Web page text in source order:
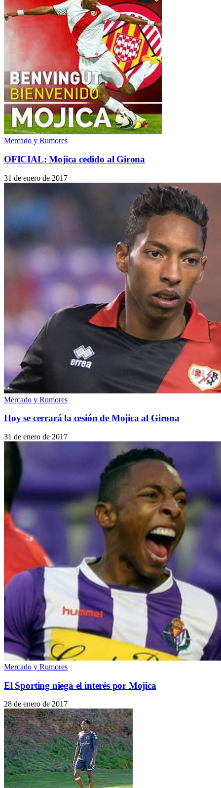
Mercado y Rumores
OFICIAL: Mojica cedido al Girona
31 de enero de 2017
Mercado y Rumores
Hoy se cerrará la cesión de Mojica al Girona
31 de enero de 2017
Mercado y Rumores
El Sporting niega el interés por Mojica
28 de enero de 2017